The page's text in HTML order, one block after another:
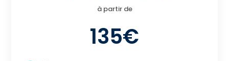
à partir de
135€